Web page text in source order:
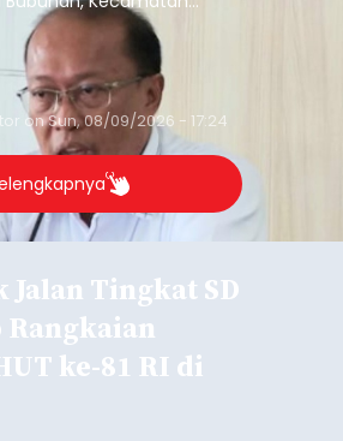
gejala khas rabies
anjing pada awal Juni
onSun, 08/09/2026 - 17:24
Jalan Tingkat SD
Rangkaian
ke-81 RI di